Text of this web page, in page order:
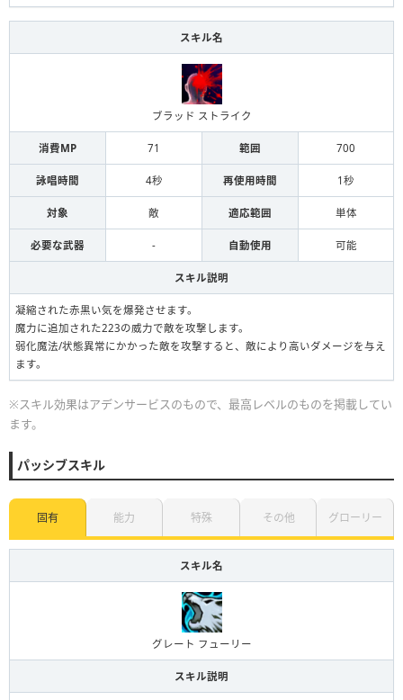
スキル名
ブラッド ストライク
消費MP 71 範囲 700
詠唱時間 4秒 再使用時間 1秒
対象 敵 適応範囲 単体
必要な武器 - 自動使用 可能
スキル説明
凝縮された赤黒い気を爆発させます。
魔力に追加された223の威力で敵を攻撃します。
弱化魔法/状態異常にかかった敵を攻撃すると、敵により高いダメージを与え
ます。
※スキル効果はアデンサービスのもので、最高レベルのものを掲載してい
ます。
パッシブスキル
固有 能力 特殊 その他 グローリー
スキル名
グレート フューリー
スキル説明